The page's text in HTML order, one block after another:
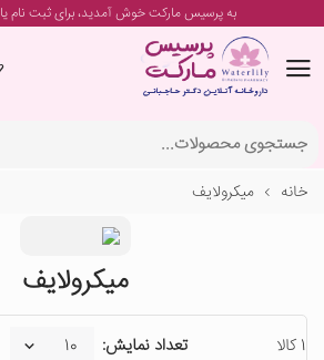
به پرسیس مارکت خوش آمدید، برایثبت نام
خانه میکرولایف
میکرولایف
1 کالا تعداد نمایش: